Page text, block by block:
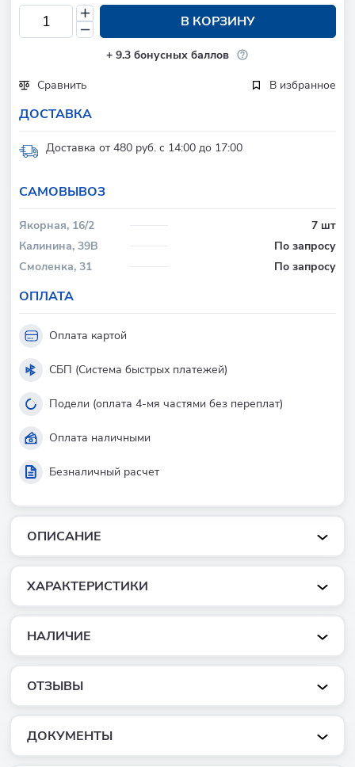
ОПИСАНИЕ
ХАРАКТЕРИСТИКИ
НАЛИЧИЕ
ОТЗЫВЫ
ДОКУМЕНТЫ
В КОРЗИНУ
+ 9.3 бонусных баллов
Сравнить
В избранное
ДОСТАВКА
Доставка от 480 руб. с 14:00 до 17:00
CАМОВЫВОЗ
Якорная, 16/2
7 шт
Калинина, 39В
По запросу
Смоленка, 31
По запросу
ОПЛАТА
Оплата картой
СБП (Система быстрых платежей)
Подели (оплата 4-мя частями без переплат)
Оплата наличными
Безналичный расчет